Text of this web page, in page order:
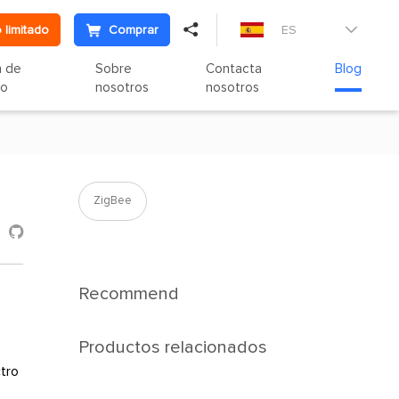
limitado Comprar  ES 
de
Sobre
nosotros
Contacta
nosotros
Blog

ZigBee
Recommend
Productos relacionados